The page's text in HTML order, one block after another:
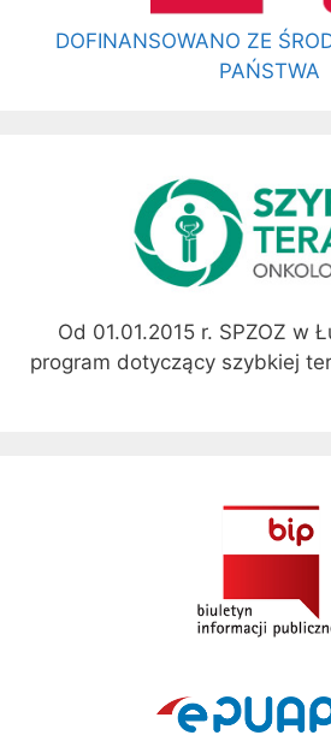
DOFINANSOWANO ZE
PAŃSTWA
Od 01.01.2015 r. SPZOZ w
program dotyczący szybkiej